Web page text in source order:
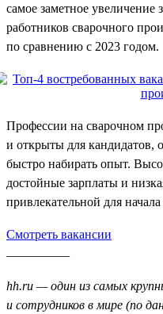
самое заметное увеличение
работников сварочного
по сравнению с 2023 годом.
Профессии на сварочном
и открыты для кандидатов,
быстро набирать опыт.
достойные зарплаты и
привлекательной для
Смотреть вакансии
hh.ru — один из самых
и сотрудников в мире (по